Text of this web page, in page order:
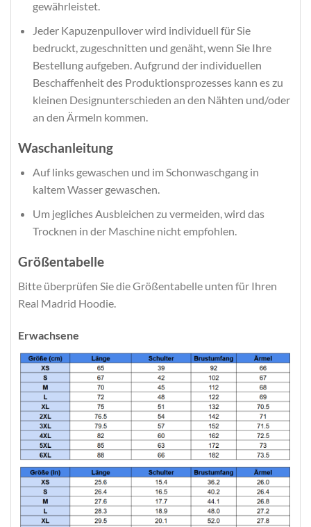
gewährleistet.
Jeder Kapuzenpullover wird individuell für Sie
bedruckt, zugeschnitten und genäht, wenn Sie Ihre
Bestellung aufgeben. Aufgrund der individuellen
Beschaffenheit des Produktionsprozesses kann es zu
kleinen Designunterschieden an den Nähten und/oder
an den Ärmeln kommen.
Waschanleitung
Auf links gewaschen und im Schonwaschgang in
kaltem Wasser gewaschen.
Um jegliches Ausbleichen zu vermeiden, wird das
Trocknen in der Maschine nicht empfohlen.
Größentabelle
Bitte überprüfen Sie die Größentabelle unten für Ihren
Real Madrid Hoodie.
Erwachsene